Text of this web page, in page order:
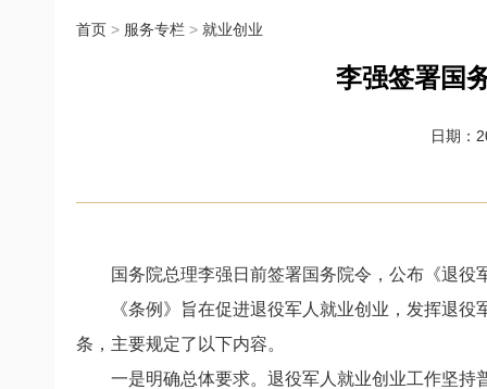
首页 > 服务专栏 > 就业创业
李强签署国
日期：
国务院总理李强日前签署国务院令，公布《退役
《条例》旨在促进退役军人就业创业，发挥退役
条，主要规定了以下内容。
一是明确总体要求。退役军人就业创业工作坚持